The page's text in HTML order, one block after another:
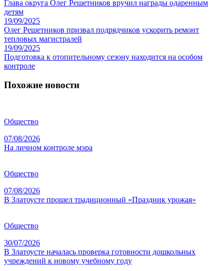
Глава округа Олег Решетников вручил награды одаренным
детям
19/09/2025
Олег Решетников призвал подрядчиков ускорить ремонт
тепловых магистралей
19/09/2025
Подготовка к отопительному сезону находится на особом
контроле
Похожие новости
Общество
07/08/2026
На личном контроле мэра
Общество
07/08/2026
В Златоусте прошел традиционный «Праздник урожая»
Общество
30/07/2026
В Златоусте началась проверка готовности дошкольных
учреждений к новому учебному году